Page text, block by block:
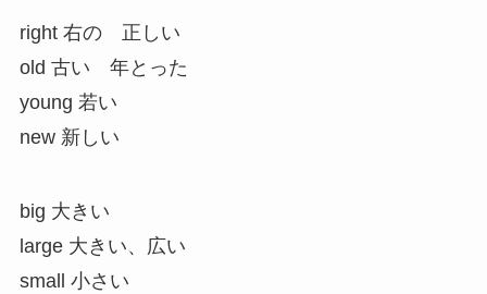
right 右の 正しい
old 古い 年とった
young 若い
new 新しい
big 大きい
large 大きい、広い
small 小さい